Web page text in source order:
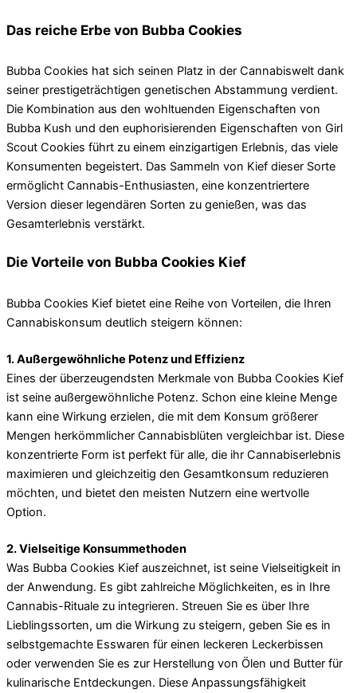
Das reiche Erbe von Bubba Cookies
Bubba Cookies hat sich seinen Platz in der Cannabiswelt dank
seiner prestigeträchtigen genetischen Abstammung verdient.
Die Kombination aus den wohltuenden Eigenschaften von
Bubba Kush und den euphorisierenden Eigenschaften von Girl
Scout Cookies führt zu einem einzigartigen Erlebnis, das viele
Konsumenten begeistert. Das Sammeln von Kief dieser Sorte
ermöglicht Cannabis-Enthusiasten, eine konzentriertere
Version dieser legendären Sorten zu genießen, was das
Gesamterlebnis verstärkt.
Die Vorteile von Bubba Cookies Kief
Bubba Cookies Kief bietet eine Reihe von Vorteilen, die Ihren
Cannabiskonsum deutlich steigern können:
1. Außergewöhnliche Potenz und Effizienz
Eines der überzeugendsten Merkmale von Bubba Cookies Kief
ist seine außergewöhnliche Potenz. Schon eine kleine Menge
kann eine Wirkung erzielen, die mit dem Konsum größerer
Mengen herkömmlicher Cannabisblüten vergleichbar ist. Diese
konzentrierte Form ist perfekt für alle, die ihr Cannabiserlebnis
maximieren und gleichzeitig den Gesamtkonsum reduzieren
möchten, und bietet den meisten Nutzern eine wertvolle
Option.
2. Vielseitige Konsummethoden
Was Bubba Cookies Kief auszeichnet, ist seine Vielseitigkeit in
der Anwendung. Es gibt zahlreiche Möglichkeiten, es in Ihre
Cannabis-Rituale zu integrieren. Streuen Sie es über Ihre
Lieblingssorten, um die Wirkung zu steigern, geben Sie es in
selbstgemachte Esswaren für einen leckeren Leckerbissen
oder verwenden Sie es zur Herstellung von Ölen und Butter für
kulinarische Entdeckungen. Diese Anpassungsfähigkeit